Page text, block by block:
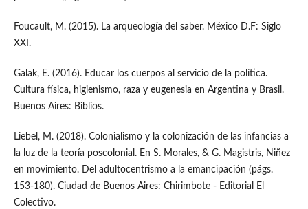
Foucault, M. (2015). La arqueología del saber. México D.F: Siglo
XXI.
Galak, E. (2016). Educar los cuerpos al servicio de la política.
Cultura física, higienismo, raza y eugenesia en Argentina y Brasil.
Buenos Aires: Biblios.
Liebel, M. (2018). Colonialismo y la colonización de las infancias a
la luz de la teoría poscolonial. En S. Morales, & G. Magistris, Niñez
en movimiento. Del adultocentrismo a la emancipación (págs.
153-180). Ciudad de Buenos Aires: Chirimbote - Editorial El
Colectivo.